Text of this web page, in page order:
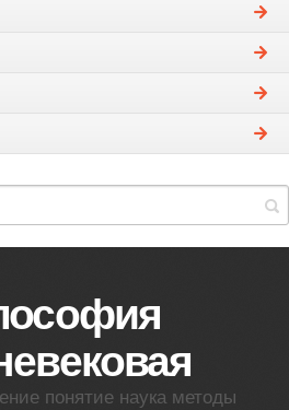
понятие наука методы